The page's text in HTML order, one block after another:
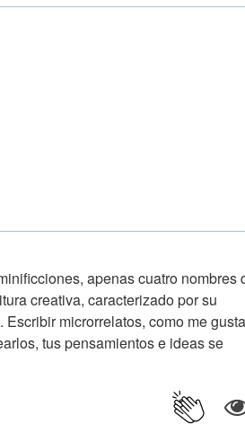
apenas cuatro nombres
creativa, caracterizado por su
Escribir microrrelatos, como me gusta
tus pensamientos e ideas se